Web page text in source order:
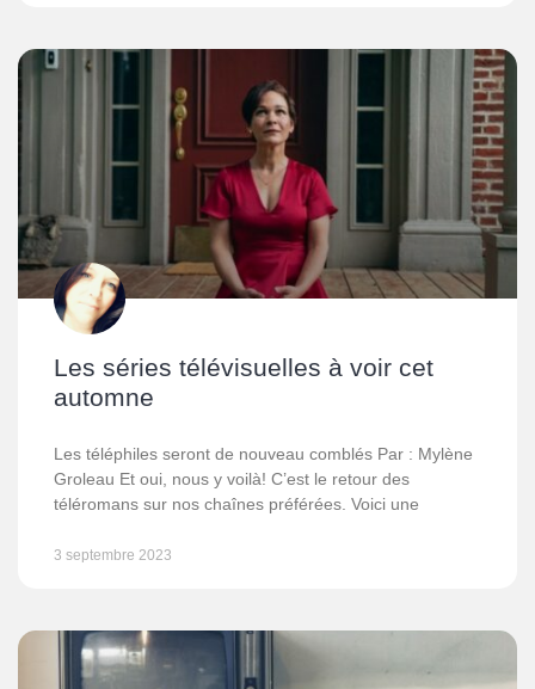
Les séries télévisuelles à voir cet
automne
Les téléphiles seront de nouveau comblés Par : Mylène
Groleau Et oui, nous y voilà! C’est le retour des
téléromans sur nos chaînes préférées. Voici une
3 septembre 2023